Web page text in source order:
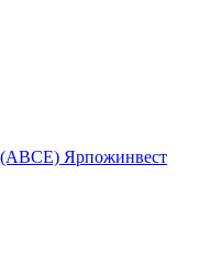
Ярпожинвест